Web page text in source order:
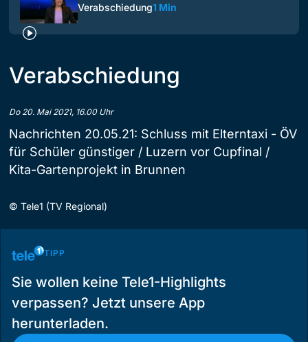
Verabschiedung1 Min
Verabschiedung
Do 20. Mai 2021, 16.00 Uhr
Nachrichten 20.05.21: Schluss mit Elterntaxi - ÖV
für Schüler günstiger / Luzern vor Cupfinal /
Kita-Gartenprojekt in Brunnen
© Tele1 (TV Regional)
TIPP
Sie wollen keine Tele1-Highlights
verpassen? Jetzt unsere App
herunterladen.